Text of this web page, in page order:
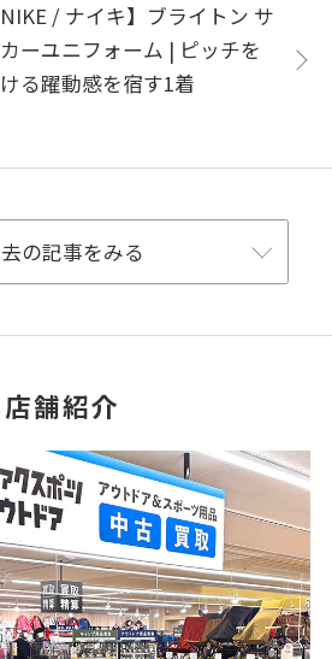
NIKE / ナイキ】ブライトン サ
ーユニフォーム | ピッチを
る躍動感を宿す1着
の記事をみる
店舗紹介